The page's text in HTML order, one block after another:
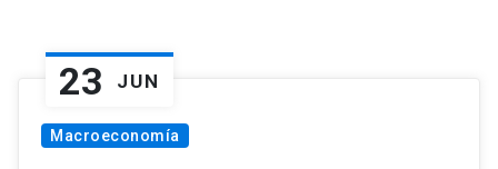
23 JUN
Macroeconomía